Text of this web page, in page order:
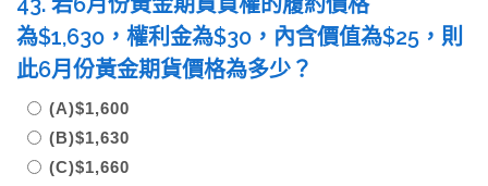
為$1,630，權利金為$30，內含價值為$25，則
此6月份黃金期貨價格為多少？
(A)$1,600
(B)$1,630
(C)$1,660